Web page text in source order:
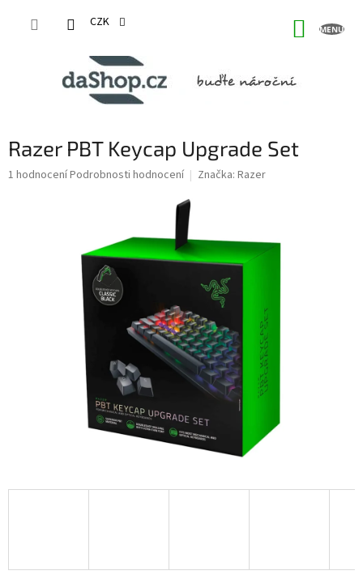
CZK
Razer PBT Keycap Upgrade Set
Průměrné
1 hodnoceníPodrobnosti hodnocení Značka: Razer